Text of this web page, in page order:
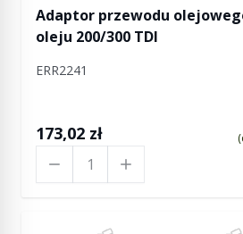
Adaptor przewodu
oleju 200/300 TDI
ERR2241
173,02 zł